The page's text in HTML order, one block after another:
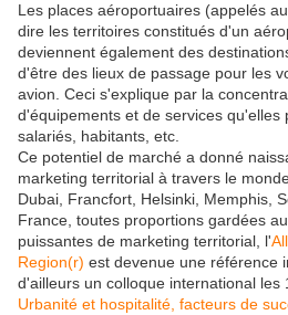
Les places aéroportuaires (appelés
dire les territoires constitués d'un
deviennent également des
d'être des lieux de passage pour les
avion. Ceci s'explique par la
d'équipements et de services qu'elles
salariés, habitants, etc.
Ce potentiel de marché a donné
marketing territorial à travers le
Dubai, Francfort, Helsinki, Memphis,
France, toutes proportions gardées
puissantes de marketing territorial, l'
Region(r) est devenue une référence
d'ailleurs un colloque international
Urbanité et hospitalité, facteurs de